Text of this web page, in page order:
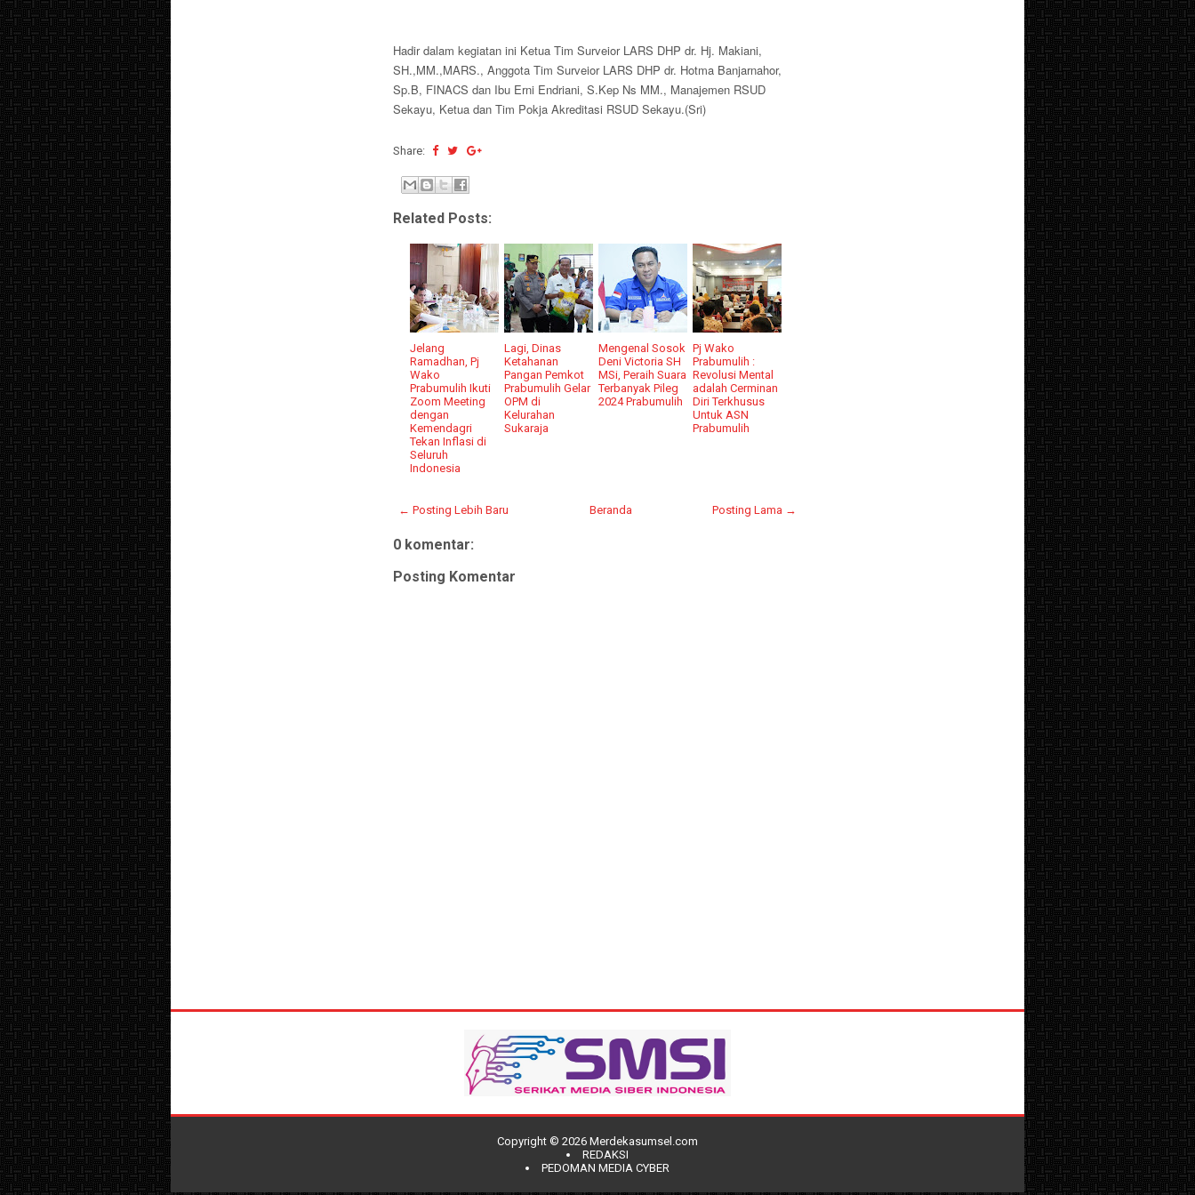
Hadir dalam kegiatan ini Ketua Tim Surveior LARS DHP dr. Hj. Makiani,
SH.,MM.,MARS., Anggota Tim Surveior LARS DHP dr. Hotma Banjarnahor,
Sp.B, FINACS dan Ibu Erni Endriani, S.Kep Ns MM., Manajemen RSUD
Sekayu, Ketua dan Tim Pokja Akreditasi RSUD Sekayu.(Sri)
Share:
Related Posts:
Jelang
Ramadhan, Pj
Wako
Prabumulih Ikuti
Zoom Meeting
dengan
Kemendagri
Tekan Inflasi di
Seluruh
Indonesia
Lagi, Dinas
Ketahanan
Pangan Pemkot
Prabumulih Gelar
OPM di
Kelurahan
Sukaraja
Mengenal Sosok
Deni Victoria SH
MSi, Peraih Suara
Terbanyak Pileg
2024 Prabumulih
Pj Wako
Prabumulih :
Revolusi Mental
adalah Cerminan
Diri Terkhusus
Untuk ASN
Prabumulih
← Posting Lebih Baru Posting Lama →
Beranda
0 komentar:
Posting Komentar
Copyright © 2026 Merdekasumsel.com
REDAKSI
PEDOMAN MEDIA CYBER